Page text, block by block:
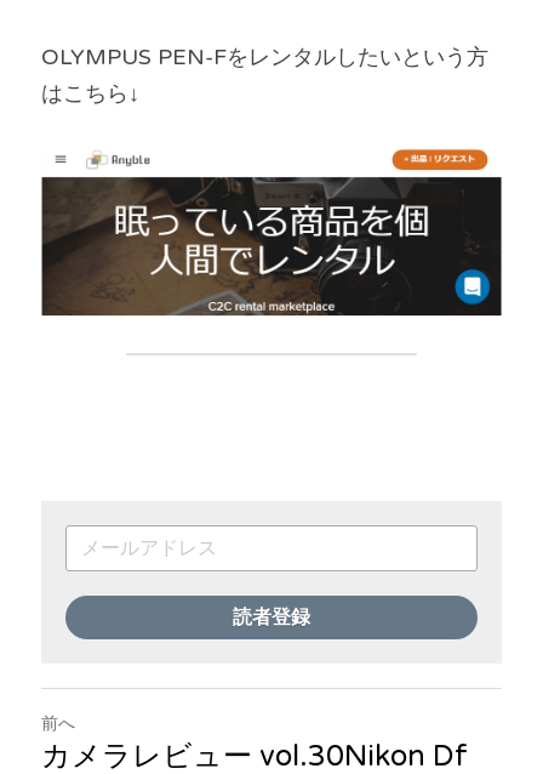
OLYMPUS PEN-Fをレンタルしたいという方
はこちら↓
読者登録
前へ
カメラレビュー vol.30Nikon Df